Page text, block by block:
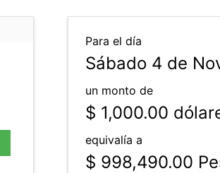
Para el día
Sábado 4 de
un monto de
$ 1,000.00
equivalía a
$ 998,490.00